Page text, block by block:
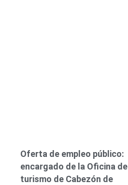
Oferta de empleo público:
encargado de la Oficina de
turismo de Cabezón de